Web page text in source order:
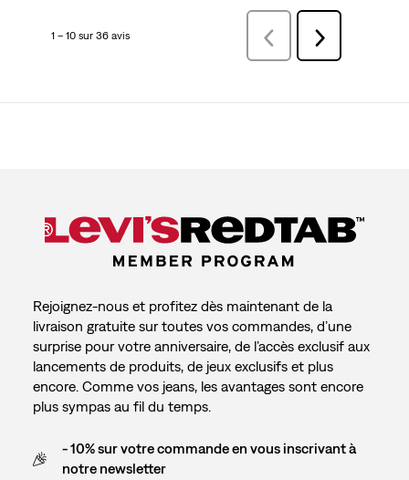
1 – 10 sur 36 avis PrécédentavisSuivant
avis
Rejoignez-nous et profitez dès maintenant de la
livraison gratuite sur toutes vos commandes, d’une
surprise pour votre anniversaire, de l’accès exclusif aux
lancements de produits, de jeux exclusifs et plus
encore. Comme vos jeans, les avantages sont encore
plus sympas au fil du temps.
- 10% sur votre commande en vous inscrivant à
notre newsletter